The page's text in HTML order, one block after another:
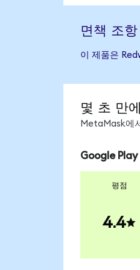
면책 조항
이 제품은
몇 초 만
MetaMask에
Google Play
평점
4.4